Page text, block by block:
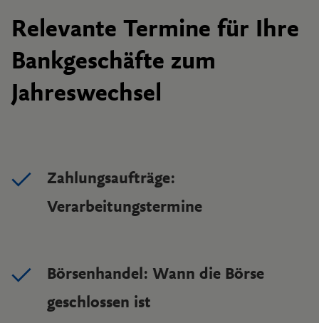
Relevante Termine für Ihre
Bankgeschäfte zum
Jahreswechsel
Zahlungsaufträge:
Verarbeitungstermine
Börsenhandel: Wann die Börse
geschlossen ist